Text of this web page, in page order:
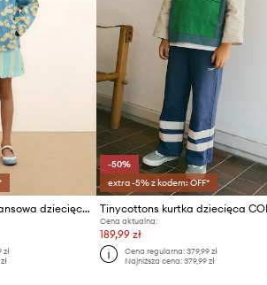
Tinycottons kurtka jeansowa dziecięca ORANGES JACKET
zł
-50%
extra -5% z kodem: OFF*
Cena aktualna:
189,99 zł
Cena regularna: 379,99 zł
Najniższa cena: 379,99 zł